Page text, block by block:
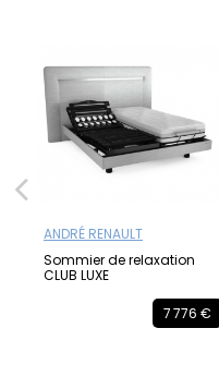
ANDRÉ RENAULT
Sommier de relaxation
CLUB LUXE
7 776 €